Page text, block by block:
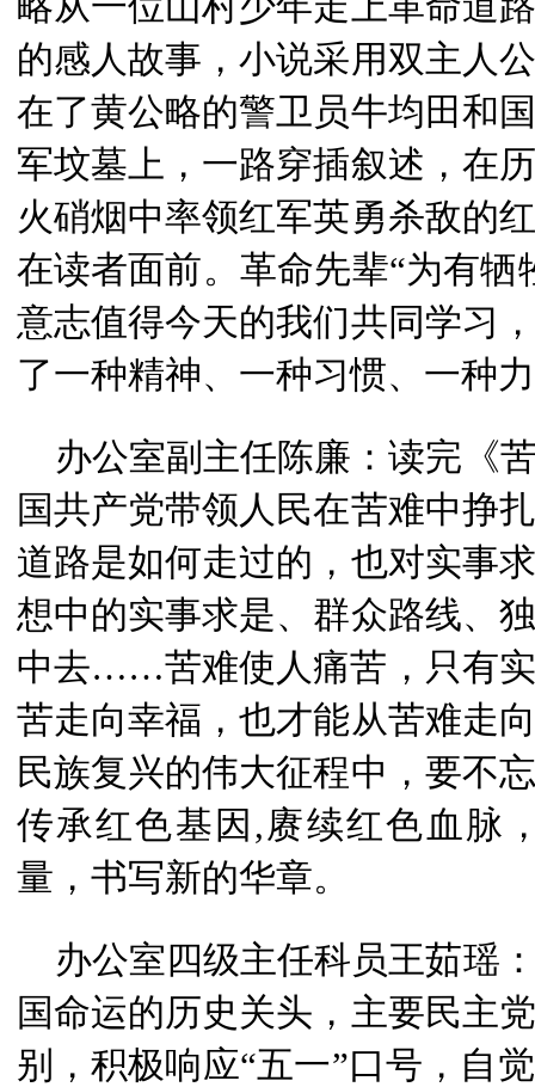
的感人故事，小说采用双主人
在了黄公略的警卫员牛均田和
军坟墓上，一路穿插叙述，在
火硝烟中率领红军英勇杀敌的
在读者面前。革命先辈“为有
意志值得今天的我们共同学习
了一种精神、一种习惯、一种
办公室副主任陈廉：读完《
国共产党带领人民在苦难中挣
道路是如何走过的，也对实事
想中的实事求是、群众路线、
中去……苦难使人痛苦，只有
苦走向幸福，也才能从苦难走
民族复兴的伟大征程中，要不
传承红色基因,赓续红色血脉
量，书写新的华章。
办公室四级主任科员王茹瑶
国命运的历史关头，主要民主
别，积极响应“五一”口号，自